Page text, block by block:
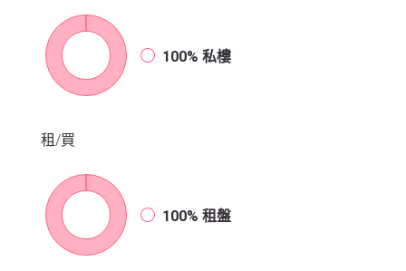
100% 私樓
租/買
100% 租盤